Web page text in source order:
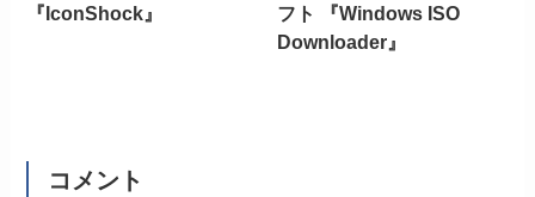
『IconShock』
フト 『Windows ISO
Downloader』
コメント